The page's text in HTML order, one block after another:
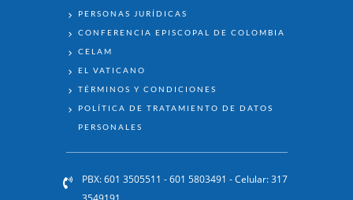
PERSONAS JURÍDICAS
CONFERENCIA EPISCOPAL DE COLOMBIA
CELAM
EL VATICANO
TÉRMINOS Y CONDICIONES
POLÍTICA DE TRATAMIENTO DE DATOS
PERSONALES
PBX: 601 3505511 - 601 5803491 - Celular: 317